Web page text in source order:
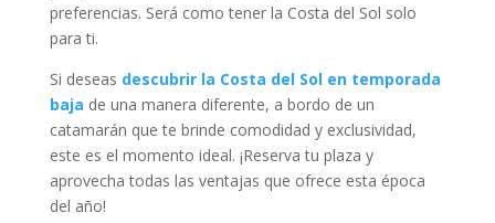
preferencias. Será como tener la Costa del Sol solo
para ti.
Si deseas descubrir la Costa del Sol en temporada
baja de una manera diferente, a bordo de un
catamarán que te brinde comodidad y exclusividad,
este es el momento ideal. ¡Reserva tu plaza y
aprovecha todas las ventajas que ofrece esta época
del año!